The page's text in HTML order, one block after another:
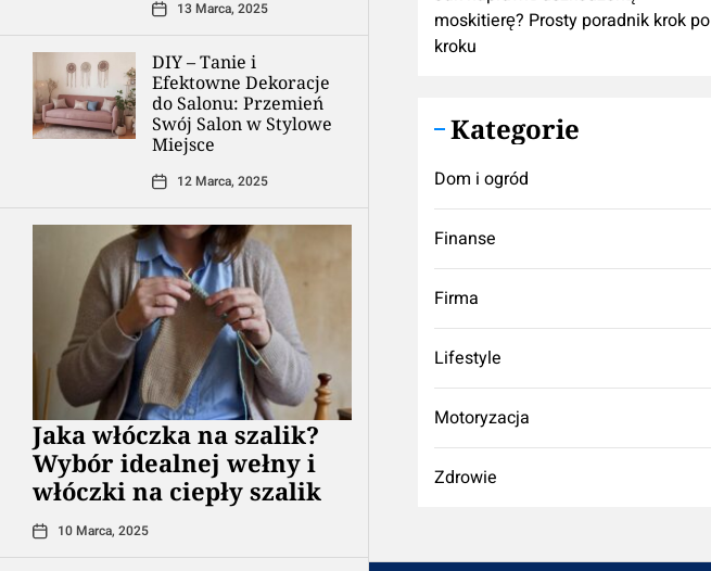
13 Marca, 2025
DIY – Tanie i
Efektowne Dekoracje
do Salonu: Przemień
Swój Salon w Stylowe
Miejsce
12 Marca, 2025
Jaka włóczka na szalik?
Wybór idealnej wełny i
włóczki na ciepły szalik
10 Marca, 2025
moskitierę? Prosty poradnik krok po
kroku
Kategorie
Dom i ogród
Finanse
Firma
Lifestyle
Motoryzacja
Zdrowie